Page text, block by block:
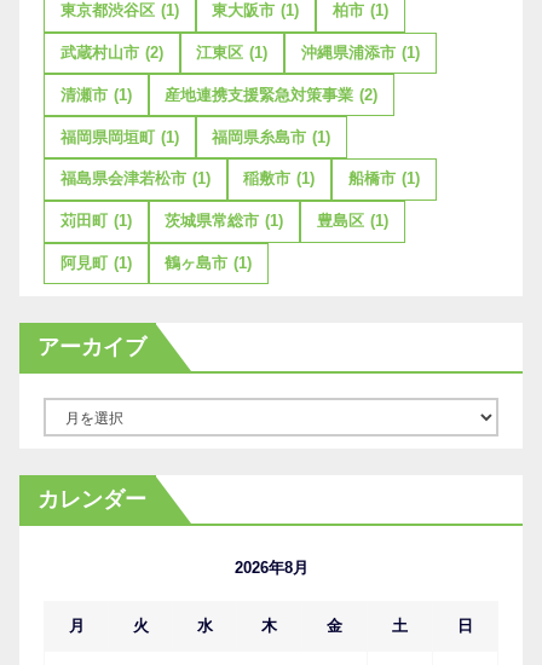
東京都渋谷区 (1) 東大阪市 (1) 柏市 (1)
武蔵村山市 (2) 江東区 (1) 沖縄県浦添市 (1)
清瀬市 (1) 産地連携支援緊急対策事業 (2)
福岡県岡垣町 (1) 福岡県糸島市 (1)
福島県会津若松市 (1) 稲敷市 (1) 船橋市 (1)
苅田町 (1) 茨城県常総市 (1) 豊島区 (1)
阿見町 (1) 鶴ヶ島市 (1)
アーカイブ
カ
イ
カレンダー
2026年8月
月 火 水 木 金 土 日